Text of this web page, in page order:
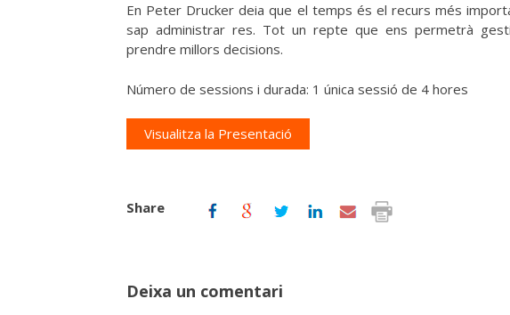
En Peter Drucker deia que el temps és el recurs més
sap administrar res. Tot un repte que ens permetrà
prendre millors decisions.
Número de sessions i durada: 1 única sessió de 4 hores
Visualitza la Presentació
Share
Deixa un comentari